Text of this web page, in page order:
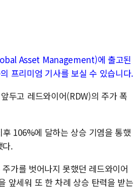
Asset Management)에 출고된
프리미엄 기사를 보실 수 있습니다.
두고 레드와이어(RDW)의 주가 폭
106%에 달하는 상승 기염을 통했
다.
가를 벗어나지 못했던 레드와이어
앞세워 또 한 차례 상승 탄력을 받는